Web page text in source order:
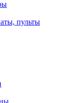
пульты